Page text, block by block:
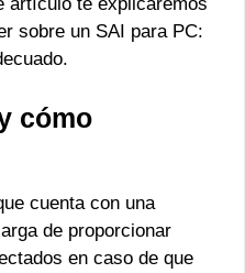
sobre un SAI para PC:
cómo
cuenta con una
de proporcionar
en caso de que